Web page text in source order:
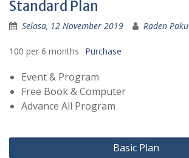
Standard Plan
Selasa, 12 November 2019 Raden Paku
100 per 6 months Purchase
Event & Program
Free Book & Computer
Advance All Program
Navigasi
Basic Plan